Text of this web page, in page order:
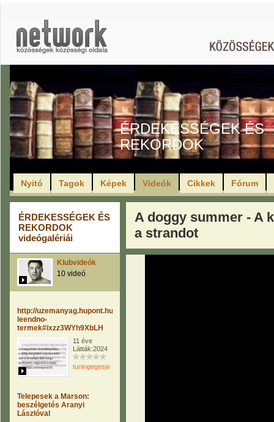
ÉRDEKESSÉGEK ÉS
REKORDOK
Nyitó Tagok Képek Videók Cikkek Fórum
ÉRDEKESSÉGEK ÉS
REKORDOK
videógalériái
Klubvideók
10 videó
http://uzemanyag.hupont.hu/8/uj-
leendno-
termek#ixzz3WYh9XbLH
11 éve
Látták:2024
tuningegesjavito
Telepesek a Marson:
beszélgetés Aranyi
Lászlóval
A doggy summer - A
a strandot